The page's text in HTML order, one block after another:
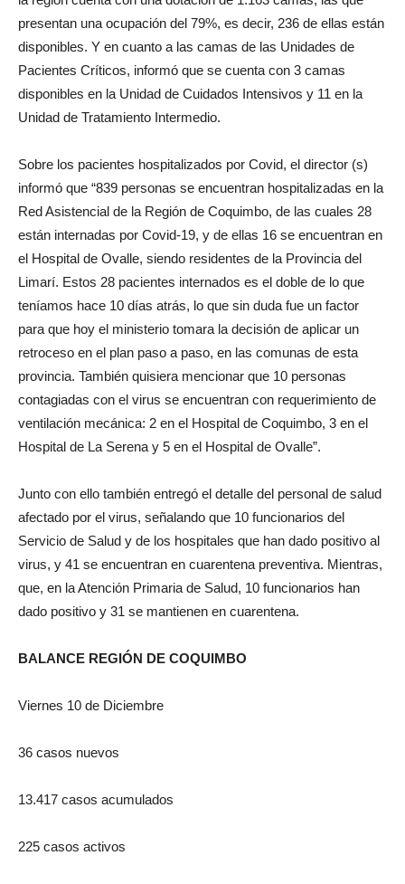
presentan una ocupación del 79%, es decir, 236 de ellas están
disponibles. Y en cuanto a las camas de las Unidades de
Pacientes Críticos, informó que se cuenta con 3 camas
disponibles en la Unidad de Cuidados Intensivos y 11 en la
Unidad de Tratamiento Intermedio.
Sobre los pacientes hospitalizados por Covid, el director (s)
informó que “839 personas se encuentran hospitalizadas en la
Red Asistencial de la Región de Coquimbo, de las cuales 28
están internadas por Covid-19, y de ellas 16 se encuentran en
el Hospital de Ovalle, siendo residentes de la Provincia del
Limarí. Estos 28 pacientes internados es el doble de lo que
teníamos hace 10 días atrás, lo que sin duda fue un factor
para que hoy el ministerio tomara la decisión de aplicar un
retroceso en el plan paso a paso, en las comunas de esta
provincia. También quisiera mencionar que 10 personas
contagiadas con el virus se encuentran con requerimiento de
ventilación mecánica: 2 en el Hospital de Coquimbo, 3 en el
Hospital de La Serena y 5 en el Hospital de Ovalle”.
Junto con ello también entregó el detalle del personal de salud
afectado por el virus, señalando que 10 funcionarios del
Servicio de Salud y de los hospitales que han dado positivo al
virus, y 41 se encuentran en cuarentena preventiva. Mientras,
que, en la Atención Primaria de Salud, 10 funcionarios han
dado positivo y 31 se mantienen en cuarentena.
BALANCE REGIÓN DE COQUIMBO
Viernes 10 de Diciembre
36 casos nuevos
13.417 casos acumulados
225 casos activos